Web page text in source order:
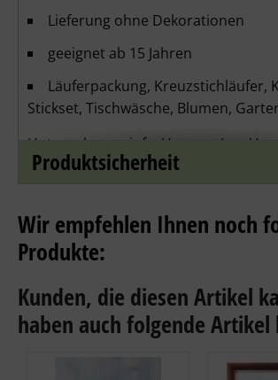
Lieferung ohne Dekorationen
geeignet ab 15 Jahren
Läuferpackung, Kreuzstichläufer,
Stickset, Tischwäsche, Blumen,
Unternehmensinfo: Vervaco (zur
Gruppe gehörig) liefert seit 1949
Handarbeitspackungen
Designs von bester Qualität. Die
regelmäßig erweitert. Zum Programm
Produktsicherheit
Wir empfehlen Ihnen noch
Produkte:
Kunden, die diesen Artikel
haben auch folgende